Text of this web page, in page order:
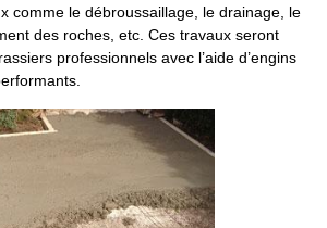
comme le débroussaillage, le drainage, le
des roches, etc. Ces travaux seront
professionnels avec l’aide d’engins